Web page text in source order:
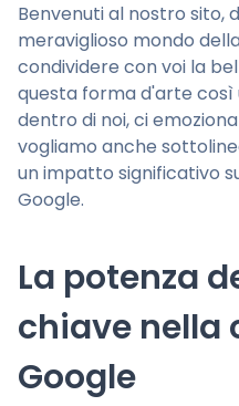
Benvenuti al nostro sito,
meraviglioso mondo
condividere con voi la
questa forma d'arte così
dentro di noi, ci
vogliamo anche
un impatto significativo
Google.
La potenza
chiave nella
Google